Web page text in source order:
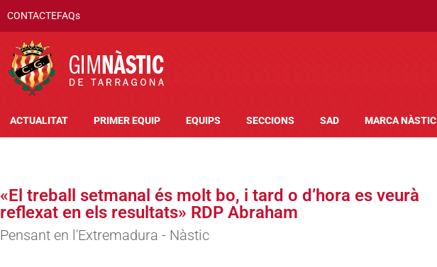
CONTACTEFAQs
ACTUALITAT PRIMER EQUIP EQUIPS SECCIONS SAD MARCA NÀSTIC
«El treball setmanal és molt bo, i tard o d’hora es veurà
reflexat en els resultats» RDP Abraham
Pensant en l'Extremadura - Nàstic